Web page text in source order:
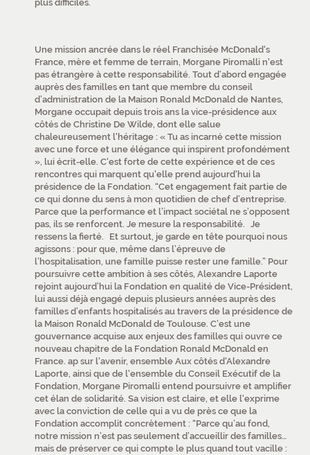
plus difficiles.
Une mission ancrée dans le réel Franchisée McDonald's
France, mère et femme de terrain, Morgane Piromalli n'est
pas étrangère à cette responsabilité. Tout d’abord engagée
auprès des familles en tant que membre du conseil
d’administration de la Maison Ronald McDonald de Nantes,
Morgane occupait depuis trois ans la vice-présidence aux
côtés de Christine De Wilde, dont elle salue
chaleureusement l'héritage : « Tu as incarné cette mission
avec une force et une élégance qui inspirent profondément
», lui écrit-elle. C'est forte de cette expérience et de ces
rencontres qui marquent qu'elle prend aujourd'hui la
présidence de la Fondation. “Cet engagement fait partie de
ce qui donne du sens à mon quotidien de chef d’entreprise.
Parce que la performance et l’impact sociétal ne s’opposent
pas, ils se renforcent. Je mesure la responsabilité. Je
ressens la fierté. Et surtout, je garde en tête pourquoi nous
agissons : pour que, même dans l’épreuve de
l’hospitalisation, une famille puisse rester une famille.” Pour
poursuivre cette ambition à ses côtés, Alexandre Laporte
rejoint aujourd’hui la Fondation en qualité de Vice-Président,
lui aussi déjà engagé depuis plusieurs années auprès des
familles d’enfants hospitalisés au travers de la présidence de
la Maison Ronald McDonald de Toulouse. C’est une
gouvernance acquise aux enjeux des familles qui ouvre ce
nouveau chapitre de la Fondation Ronald McDonald en
France. ap sur l'avenir, ensemble Aux côtés d'Alexandre
Laporte, ainsi que de l'ensemble du Conseil Exécutif de la
Fondation, Morgane Piromalli entend poursuivre et amplifier
cet élan de solidarité. Sa vision est claire, et elle l'exprime
avec la conviction de celle qui a vu de près ce que la
Fondation accomplit concrètement : “Parce qu’au fond,
notre mission n’est pas seulement d’accueillir des familles…
mais de préserver ce qui compte le plus quand tout vacille :